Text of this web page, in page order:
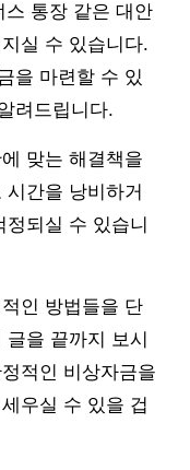
스 통장 같은 대안
실 수 있습니다.
을 마련할 수 있
려드립니다.
맞는 해결책을
간을 낭비하거
되실 수 있습니
인 방법들을 단
을 끝까지 보시
적인 비상자금을
우실 수 있을 겁